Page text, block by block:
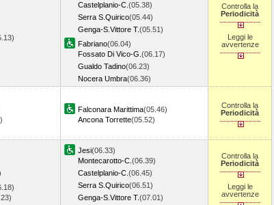
Castelplanio-C. (05.38)
Serra S.Quirico(05.44)
Genga-S.Vittore T.(05.51)
Fabriano(06.04)
Fossato Di Vico-G. (06.17)
Gualdo Tadino(06.23)
Nocera Umbra(06.36)
Controlla la
Periodicità
Leggi le
avvertenze
Falconara Marittima(05.46)
Ancona Torrette(05.52)
Controlla la
Periodicità
Jesi(06.33)
Montecarotto-C. (06.39)
Castelplanio-C. (06.45)
Serra S.Quirico(06.51)
Genga-S.Vittore T.(07.01)
Controlla la
Periodicità
Leggi le
avvertenze